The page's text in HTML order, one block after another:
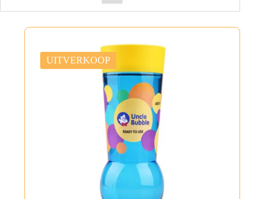
UITVERKOOP